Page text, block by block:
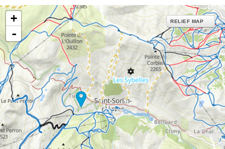
11
+
-
RELIEF MAP